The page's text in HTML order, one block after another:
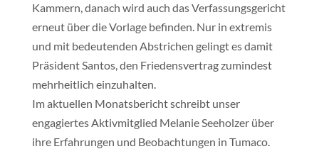
Kammern, danach wird auch das Verfassungsgericht
erneut über die Vorlage befinden. Nur in extremis
und mit bedeutenden Abstrichen gelingt es damit
Präsident Santos, den Friedensvertrag zumindest
mehrheitlich einzuhalten.
Im aktuellen Monatsbericht schreibt unser
engagiertes Aktivmitglied Melanie Seeholzer über
ihre Erfahrungen und Beobachtungen in Tumaco.